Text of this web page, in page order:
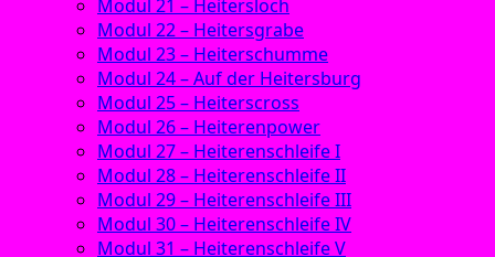
Modul 21 – Heitersloch
Modul 22 – Heitersgrabe
Modul 23 – Heiterschumme
Modul 24 – Auf der Heitersburg
Modul 25 – Heiterscross
Modul 26 – Heiterenpower
Modul 27 – Heiterenschleife I
Modul 28 – Heiterenschleife II
Modul 29 – Heiterenschleife III
Modul 30 – Heiterenschleife IV
Modul 31 – Heiterenschleife V